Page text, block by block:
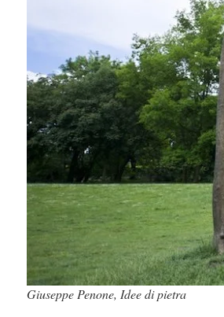
Giuseppe Penone, Idee di pietra